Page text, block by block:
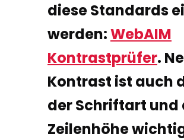
diese Standards
werden:WebAIM
Kontrastprüfer.
Kontrast ist auch
der Schriftart und
Zeilenhöhe